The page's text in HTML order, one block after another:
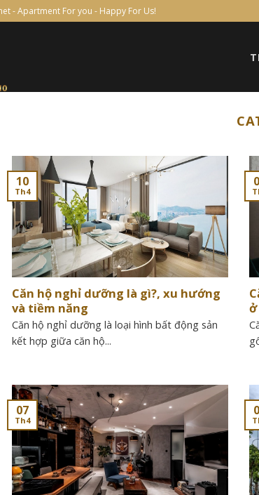
- Apartment For you - Happy For Us!
Căn hộ nghỉ dưỡng là gì?, xu hướng
và tiềm năng
Căn hộ nghỉ dưỡng là loại hình bất động sản
kết hợp giữa căn hộ...
10
Th4
07
Th4